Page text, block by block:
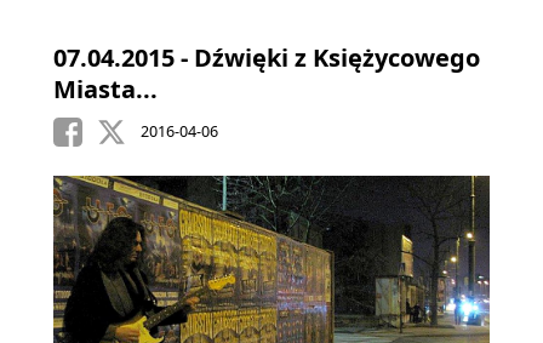
07.04.2015 - Dźwięki z Księżycowego
Miasta...
2016-04-06